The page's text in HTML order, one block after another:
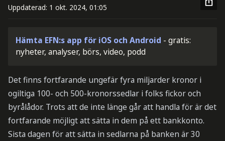
Uppdaterad: 1 okt. 2024, 01:05
Hämta EFN:s app för iOS och Android - gratis:
nyheter, analyser, börs, video, podd
Det finns fortfarande ungefär fyra miljarder kronor i
ogiltiga 100- och 500-kronorssedlar i folks fickor och
byrålådor. Trots att de inte länge går att handla för är det
fortfarande möjligt att sätta in dem på ett bankkonto.
Sista dagen för att sätta in sedlarna på banken är 30